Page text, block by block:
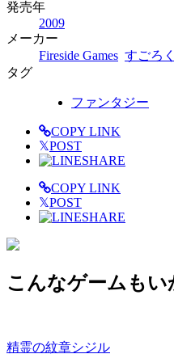
発売年
2009
メーカー
Fireside Games すごろ
タグ
ファンタジー
COPY LINK
𝕏POST
SHARE
COPY LINK
𝕏POST
SHARE
こんなゲームもい
精霊の紋章シジル